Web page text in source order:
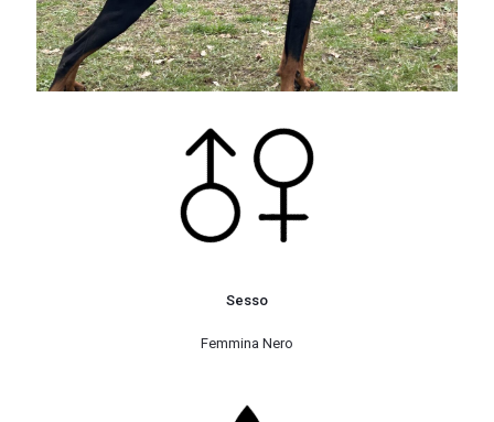
Sesso
Femmina Nero